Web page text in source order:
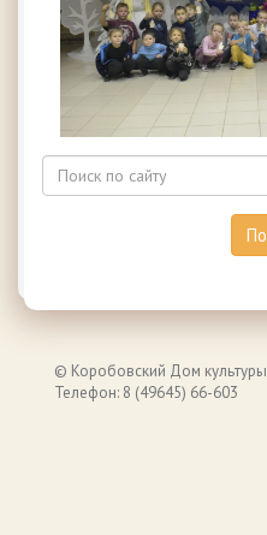
© Коробовский Дом культуры
Телефон: 8 (49645) 66-603